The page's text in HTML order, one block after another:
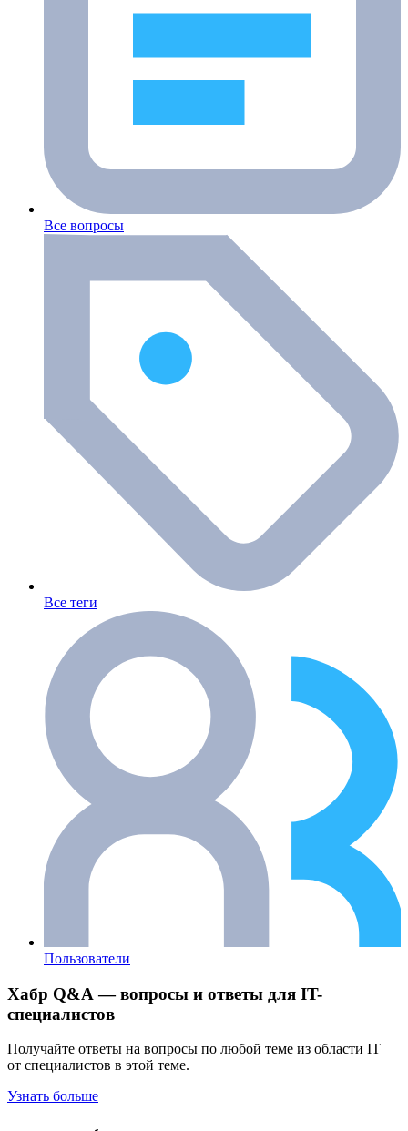
Все вопросы
Все теги
Пользователи
Хабр Q&A — вопросы и ответы для IT-
специалистов
Получайте ответы на вопросы по любой теме из области IT
от специалистов в этой теме.
Узнать больше